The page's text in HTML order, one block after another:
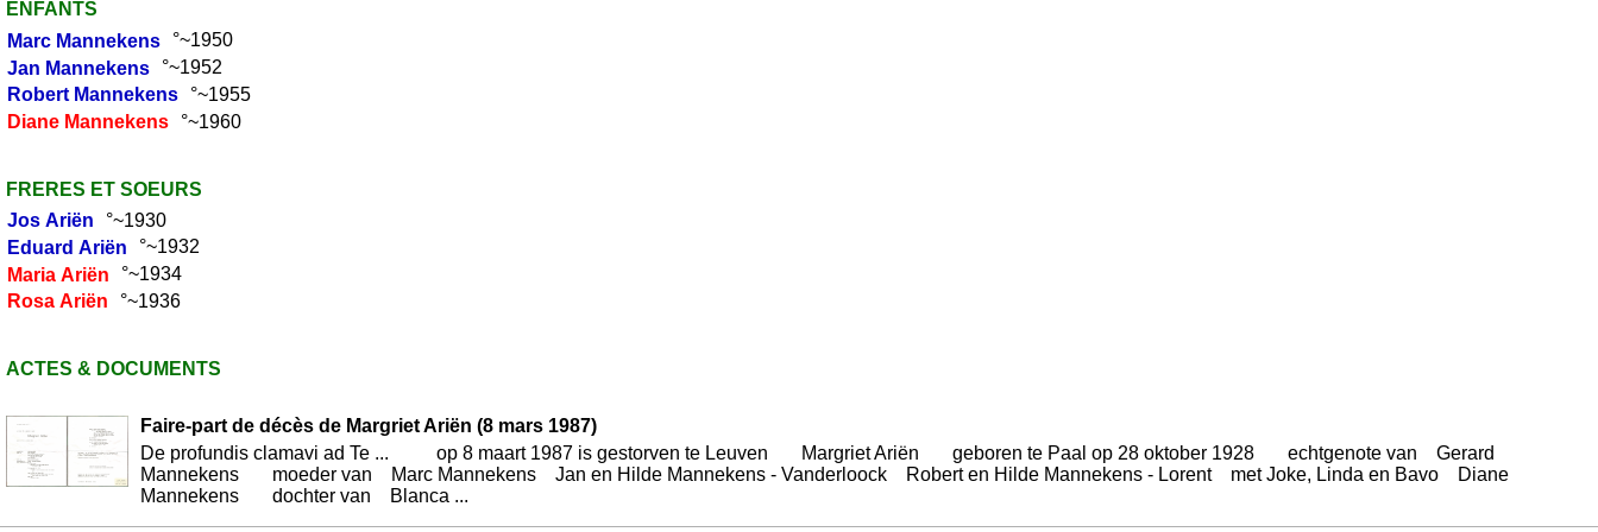
ENFANTS
Marc Mannekens
°~1950
Jan Mannekens
°~1952
Robert Mannekens
°~1955
Diane Mannekens °~1960
FRERES ET SOEURS
Jos Ariën
°~1930
Eduard Ariën
°~1932
Maria Ariën
°~1934
Rosa Ariën °~1936
ACTES & DOCUMENTS
Faire-part de décès de Margriet Ariën (8 mars 1987)
De profundis clamavi ad Te ... op 8 maart 1987 is gestorven te Leuven Margriet Ariën geboren te Paal op 28 oktober 1928 echtgenote van Gerard
Mannekens moeder van Marc Mannekens Jan en Hilde Mannekens - Vanderloock Robert en Hilde Mannekens - Lorent met Joke, Linda en Bavo Diane
Mannekens dochter van Blanca ...